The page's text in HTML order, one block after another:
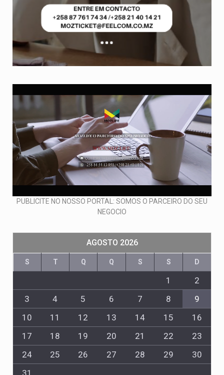
PUBLICITE NO NOSSO PORTAL: SOMOS O PARCEIRO DO SEU
NEGOCIO
AGOSTO 2026
S T Q Q S S D
1
2
3
4 5 6 7 8
9
10
11 12 13 14 15
16
17
18 19 20 21 22
23
24
25 26 27 28 29
30